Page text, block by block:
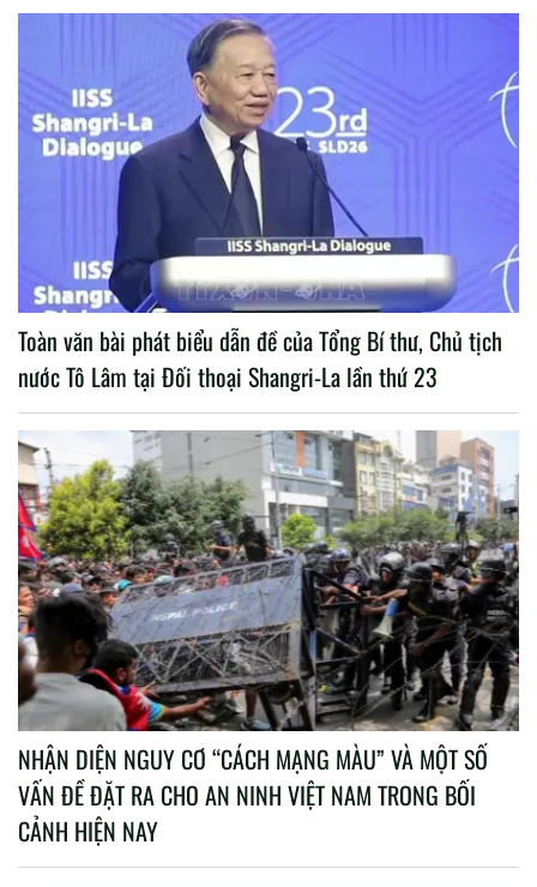
Toàn văn bài phát biểu dẫn đề của Tổng Bí thư, Chủ tịch
nước Tô Lâm tại Đối thoại Shangri-La lần thứ 23
NHẬN DIỆN NGUY CƠ “CÁCH MẠNG MÀU” VÀ MỘT SỐ
VẤN ĐỀ ĐẶT RA CHO AN NINH VIỆT NAM TRONG BỐI
CẢNH HIỆN NAY